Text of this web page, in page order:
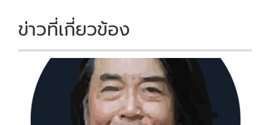
k k
ข่าวที่เกี่ยวข้อง